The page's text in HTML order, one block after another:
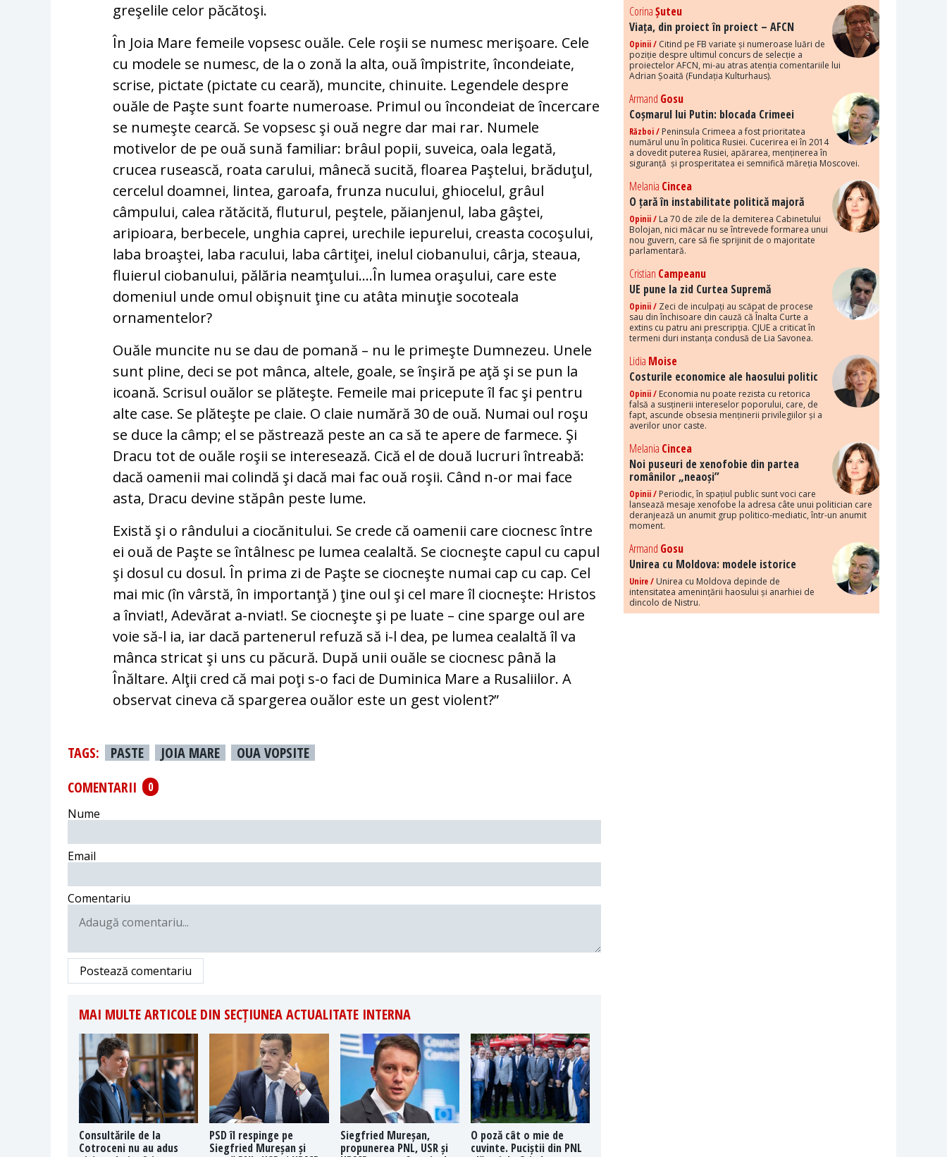
greşelile celor păcătoşi.
În Joia Mare femeile vopsesc ouăle. Cele roşii se numesc merişoare. Cele
cu modele se numesc, de la o zonă la alta, ouă împistrite, încondeiate,
scrise, pictate (pictate cu ceară), muncite, chinuite. Legendele despre
ouăle de Paşte sunt foarte numeroase. Primul ou încondeiat de încercare
se numeşte cearcă. Se vopsesc şi ouă negre dar mai rar. Numele
motivelor de pe ouă sună familiar: brâul popii, suveica, oala legată,
crucea rusească, roata carului, mânecă sucită, floarea Paştelui, brăduţul,
cercelul doamnei, lintea, garoafa, frunza nucului, ghiocelul, grâul
câmpului, calea rătăcită, fluturul, peştele, păianjenul, laba gâştei,
aripioara, berbecele, unghia caprei, urechile iepurelui, creasta cocoşului,
laba broaştei, laba racului, laba cârtiţei, inelul ciobanului, cârja, steaua,
fluierul ciobanului, pălăria neamţului….În lumea oraşului, care este
domeniul unde omul obişnuit ţine cu atâta minuţie socoteala
ornamentelor?
Ouăle muncite nu se dau de pomană – nu le primeşte Dumnezeu. Unele
sunt pline, deci se pot mânca, altele, goale, se înşiră pe aţă şi se pun la
icoană. Scrisul ouălor se plăteşte. Femeile mai pricepute îl fac şi pentru
alte case. Se plăteşte pe claie. O claie numără 30 de ouă. Numai oul roşu
se duce la câmp; el se păstrează peste an ca să te apere de farmece. Şi
Dracu tot de ouăle roşii se interesează. Cică el de două lucruri întreabă:
dacă oamenii mai colindă şi dacă mai fac ouă roşii. Când n-or mai face
asta, Dracu devine stăpân peste lume.
Există şi o rândului a ciocănitului. Se crede că oamenii care ciocnesc între
ei ouă de Paşte se întâlnesc pe lumea cealaltă. Se ciocneşte capul cu capul
şi dosul cu dosul. În prima zi de Paşte se ciocneşte numai cap cu cap. Cel
mai mic (în vârstă, în importanţă ) ţine oul şi cel mare îl ciocneşte: Hristos
a înviat!, Adevărat a-nviat!. Se ciocneşte şi pe luate – cine sparge oul are
voie să-l ia, iar dacă partenerul refuză să i-l dea, pe lumea cealaltă îl va
mânca stricat şi uns cu păcură. După unii ouăle se ciocnesc până la
Înăltare. Alţii cred că mai poţi s-o faci de Duminica Mare a Rusaliilor. A
observat cineva că spargerea ouălor este un gest violent?”
TAGS: PASTE JOIA MARE
OUA VOPSITE
COMENTARII
0
Nume
Email
Comentariu
Postează comentariu
MAI MULTE ARTICOLE DIN SECȚIUNEA ACTUALITATE INTERNA
Consultările de la
Cotroceni nu au adus
PSD îl respinge pe
Siegfried Mureșan și
Siegfried Mureșan,
propunerea PNL, USR și
O poză cât o mie de
cuvinte. Puciștii din PNL
CorinaȘuteu
Viața, din proiect în proiect – AFCN
Opinii / Citind pe FB variate și numeroase luări de
poziție despre ultimul concurs de selecție a
proiectelor AFCN, mi-au atras atenția comentariile lui
Adrian Șoaită (Fundația Kulturhaus).
Armand Gosu
Coșmarul lui Putin: blocada Crimeei
Război / Peninsula Crimeea a fost prioritatea
numărul unu în politica Rusiei. Cucerirea ei în 2014
a dovedit puterea Rusiei, apărarea, menținerea în
siguranță și prosperitatea ei semnifică măreția Moscovei.
Melania Cincea
O țară în instabilitate politică majoră
Opinii / La 70 de zile de la demiterea Cabinetului
Bolojan, nici măcar nu se întrevede formarea unui
nou guvern, care să fie sprijinit de o majoritate
parlamentară.
Cristian Campeanu
UE pune la zid Curtea Supremă
Opinii / Zeci de inculpați au scăpat de procese
sau din închisoare din cauză că Înalta Curte a
extins cu patru ani prescripția. CJUE a criticat în
termeni duri instanța condusă de Lia Savonea.
Lidia Moise
Costurile economice ale haosului politic
Opinii / Economia nu poate rezista cu retorica
falsă a susținerii intereselor poporului, care, de
fapt, ascunde obsesia menținerii privilegiilor și a
averilor unor caste.
Melania Cincea
Noi puseuri de xenofobie din partea
românilor „neaoși”
Opinii / Periodic, în spațiul public sunt voci care
lansează mesaje xenofobe la adresa câte unui politician care
deranjează un anumit grup politico-mediatic, într-un anumit
moment.
Armand Gosu
Unirea cu Moldova: modele istorice
Unire / Unirea cu Moldova depinde de
intensitatea amenințării haosului și anarhiei de
dincolo de Nistru.